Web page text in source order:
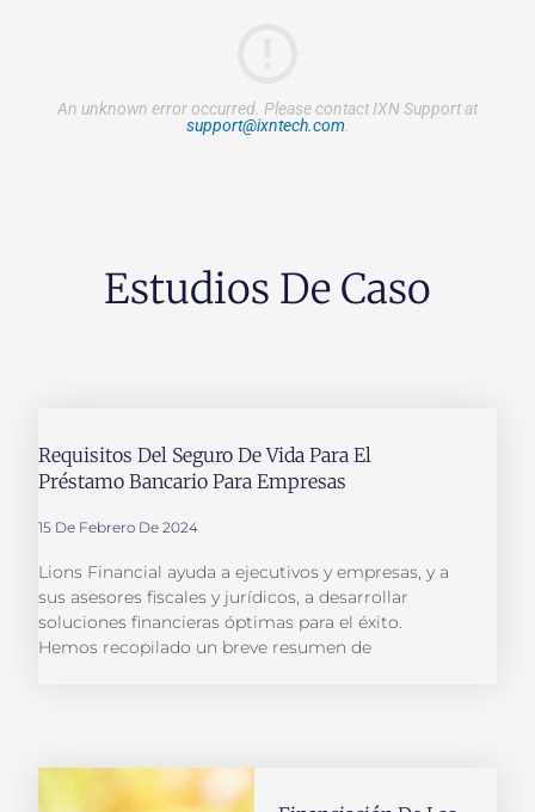
An unknown error occurred. Please contact IXN Support at
support@ixntech.com
Estudios De Caso
Requisitos Del Seguro De Vida Para El
Préstamo Bancario Para Empresas
15 De Febrero De 2024
Lions Financial ayuda a ejecutivos y empresas, y a
sus asesores fiscales y jurídicos, a desarrollar
soluciones financieras óptimas para el éxito.
Hemos recopilado un breve resumen de